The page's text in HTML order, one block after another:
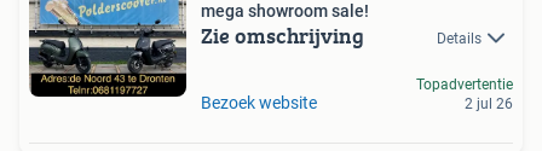
mega showroom sale!
Zie omschrijving Details
Bezoek website
Topadvertentie
2 jul 26